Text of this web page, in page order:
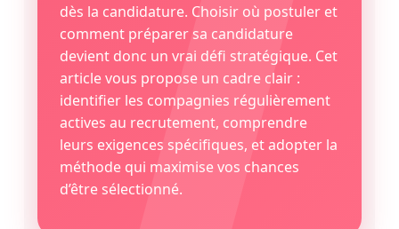
dès la candidature. Choisir où postuler et
comment préparer sa candidature
devient donc un vrai défi stratégique. Cet
article vous propose un cadre clair :
identifier les compagnies régulièrement
actives au recrutement, comprendre
leurs exigences spécifiques, et adopter la
méthode qui maximise vos chances
d’être sélectionné.